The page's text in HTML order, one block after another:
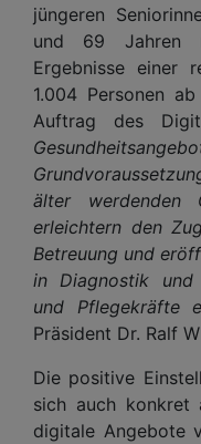
jüngeren
und 69 Jahren
Ergebnisse einer
1.004 Personen
Auftrag des
älter werdenden
erleichtern den
Betreuung und
in Diagnostik und
und Pflegekräfte
Präsident Dr. Ralf
Die positive
sich auch konkret
digitale Angebote